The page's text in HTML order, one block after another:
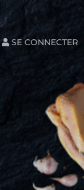
SE CONNECTER